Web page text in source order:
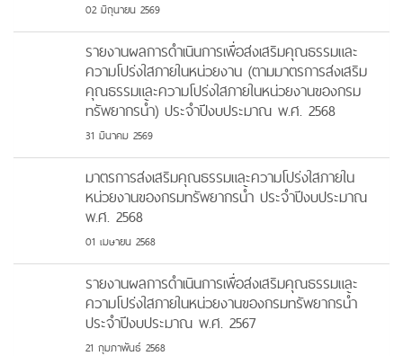
02 มิถุนายน 2569
รายงานผลการดำเนินการเพื่อส่งเสริมคุณธรรมและ
ความโปร่งใสภายในหน่วยงาน (ตามมาตรการส่งเสริม
คุณธรรมและความโปร่งใสภายในหน่วยงานของกรม
ทรัพยากรน้ำ) ประจำปีงบประมาณ พ.ศ. 2568
31 มีนาคม 2569
มาตรการส่งเสริมคุณธรรมและความโปร่งใสภายใน
หน่วยงานของกรมทรัพยากรน้ำ ประจำปีงบประมาณ
พ.ศ. 2568
01 เมษายน 2568
รายงานผลการดำเนินการเพื่อส่งเสริมคุณธรรมและ
ความโปร่งใสภายในหน่วยงานของกรมทรัพยากรน้ำ
ประจำปีงบประมาณ พ.ศ. 2567
21 กุมภาพันธ์ 2568